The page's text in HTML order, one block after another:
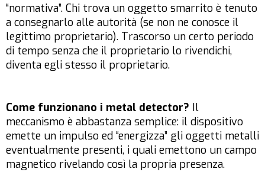
“normativa”. Chi trova un oggetto smarrito è tenuto
a consegnarlo alle autorità (se non ne conosce il
legittimo proprietario). Trascorso un certo periodo
di tempo senza che il proprietario lo rivendichi,
diventa egli stesso il proprietario.
Come funzionano i metal detector? Il
meccanismo è abbastanza semplice: il dispositivo
emette un impulso ed “energizza” gli oggetti metalli
eventualmente presenti, i quali emettono un campo
magnetico rivelando così la propria presenza.